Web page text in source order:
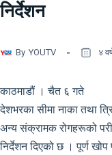
निर्देशन
By YOUTV ४
काठमाडौं । चैत ६ गते
देशभरका सीमा नाका तथा
अन्य संक्रामक रोगहरूको
निर्देशन दिएको छ । पूर्ण